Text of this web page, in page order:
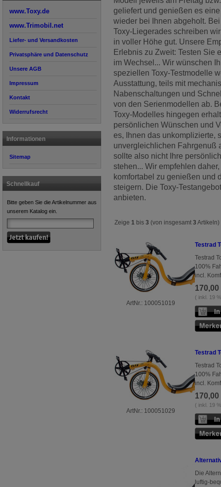
www.Toxy.de
www.Trimobil.net
Liefer- und Versandkosten
Privatsphäre und Datenschutz
Unsere AGB
Impressum
Kontakt
Widerrufsrecht
Informationen
Sitemap
Schnellkauf
Bitte geben Sie die Artikelnummer aus
unserem Katalog ein.
geliefert und genießen es
wieder bei Ihnen abgeholt.
Toxy-Liegerades schreiben
in voller Höhe gut. Unsere
Erlebnis zu Zweit: Testen Sie
im Wechsel... Wir wünschen
speziellen Toxy-Testmodelle
Ausstattung, teils mit
Nabenschaltungen und
von den Serienmodellen ab.
Toxy-Modelles hingegen
persönlichen Wünschen und
es, Ihnen das unkomplizierte,
unvergleichlichen Fahrgenuß
sollte also nicht Ihre
stehen... Wir empfehlen
komfortabel zu genießen und
steigern. Die Toxy-
anbieten.
Zeige 1 bis 3 (von insgesamt 3 Artikeln)
ArtNr.: 100051019
Testrad
Testrad
100%
incl.
( inkl. 19
ArtNr.: 100051029
Testrad
Testrad
100%
incl.
( inkl. 19
Die
luftig-